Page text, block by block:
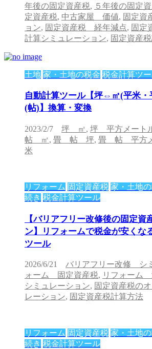
年後の固定資産税, ５年後の固定
定資産税, 中古家屋 価値, 固定資
ョン, 固定資産税 経年減点, 固定
計算シミュレーション, 固定資産
土地 家・土地の税金 税金計算ツ
自動計算ツール【坪⇔㎡(平米
(帖)】換算・変換
2023/2/7 坪 ㎡, 坪 平方メート
帖 ㎡, 畳 帖 坪, 畳 帖 平方
米
リフォーム 固定資産税 家・土地
続き 税金計算ツール
【バリアフリー改修後の固定資
ン】リフォームで税金が安くな
ツール
2026/6/21 バリアフリー改修 シ
ォーム 固定資産税, リフォーム
シミュレーション, 固定資産税の
レーション, 固定資産税計算方法
リフォーム 固定資産税 家・土地
続き 税金計算ツール